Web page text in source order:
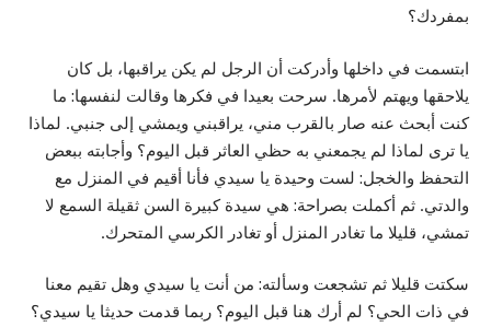
بمفردك؟
ابتسمت في داخلها وأدركت أن الرجل لم يكن يراقبها، بل كان
يلاحقها ويهتم لأمرها. سرحت بعيدا في فكرها وقالت لنفسها: ما
كنت أبحث عنه صار بالقرب مني، يراقبني ويمشي إلى جنبي. لماذا
يا ترى لماذا لم يجمعني به حظي العاثر قبل اليوم؟ وأجابته ببعض
التحفظ والخجل: لست وحيدة يا سيدي فأنا أقيم في المنزل مع
والدتي. ثم أكملت بصراحة: هي سيدة كبيرة السن ثقيلة السمع لا
تمشي، قليلا ما تغادر المنزل أو تغادر الكرسي المتحرك.
سكتت قليلا ثم تشجعت وسألته: من أنت يا سيدي وهل تقيم معنا
في ذات الحي؟ لم أرك هنا قبل اليوم؟ ربما قدمت حديثا يا سيدي؟